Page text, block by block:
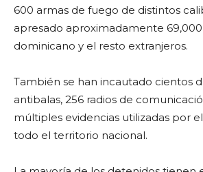
600 armas de fuego de distintos
apresado aproximadamente 69,000
dominicano y el resto extranjeros.
También se han incautado cientos
antibalas, 256 radios de
múltiples evidencias utilizadas por
todo el territorio nacional.